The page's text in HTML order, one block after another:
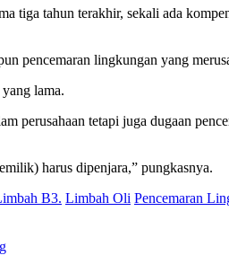
tiga tahun terakhir, sekali ada
pencemaran lingkungan yang
lama.
perusahaan tetapi juga dugaan
harus dipenjara,” pungkasnya.
B3. Limbah Oli Pencemaran